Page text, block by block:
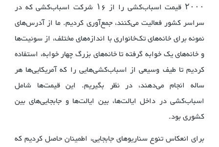
۲۰۰۰ قیمت اسباب‌کشی را از ۱۶ شرکت اسباب‌کشی که در
سراسر کشور فعالیت می‌کنند، جمع‌آوری کردیم. ما از آدرس‌های
نمونه برای خانه‌های تک‌خانواری با اندازه‌های مختلف، از سوئیت‌ها
و خانه‌های یک خوابه گرفته تا خانه‌های بزرگ چهار خوابه، استفاده
کردیم تا طیف وسیعی از اسباب‌کشی‌هایی را که آمریکایی‌ها هر
ساله انجام می‌دهند، در نظر بگیریم. این قیمت‌ها شامل
اسباب‌کشی در داخل ایالت‌ها، بین ایالت‌ها و جابجایی‌های بین
کشوری بود.
برای انعکاس تنوع سناریوهای جابجایی، اطمینان حاصل کردیم که